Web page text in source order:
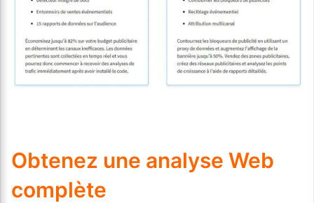
Obtenez une analyse Web
complète